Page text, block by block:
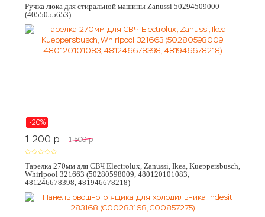
Ручка люка для стиральной машины Zanussi 50294509000
(4055055653)
-20%
1 200 p 1 500 p
Тарелка 270мм для СВЧ Electrolux, Zanussi, Ikea, Kueppersbusch,
Whirlpool 321663 (50280598009, 480120101083,
481246678398, 481946678218)